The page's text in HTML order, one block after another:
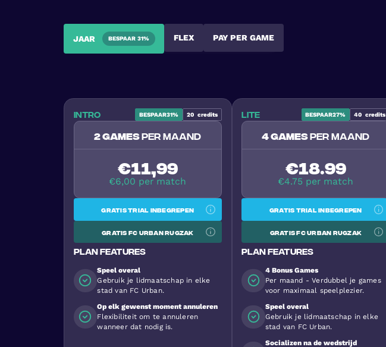
JAAR BESPAAR 31% FLEX PAY PER GAME
Intro BESPAAR31% 20credits
2 gamesper maand
€11,99
€6,00 per match
Gratis trial inbegrepen
Gratis FC Urban Rugzak
Plan features
Speel overal
Gebruik je lidmaatschap in elke
stad van FC Urban.
Op elk gewenst moment annuleren
Flexibiliteit om te annuleren
wanneer dat nodig is.
Lite BESPAAR27% 40 credits
4 gamesper maand
€18.99
€4.75 per match
Gratis trial inbegrepen
Gratis FC Urban Rugzak
Plan features
4 Bonus Games
Per maand - Verdubbel je games
voor maximaal speelplezier.
Speel overal
Gebruik je lidmaatschap in elke
stad van FC Urban.
Socializen na de wedstrijd